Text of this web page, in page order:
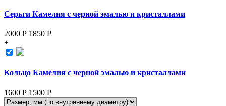
Серьги Камелия с черной эмалью и кристаллами
2000 Р 1850 Р
+
Кольцо Камелия с черной эмалью и кристаллами
1600 Р 1500 Р